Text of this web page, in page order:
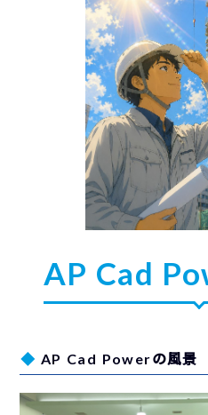
AP Cad
AP Cad Powerの風景